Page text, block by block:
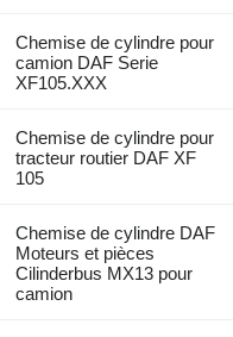
Chemise de cylindre pour
camion DAF Serie
XF105.XXX
Chemise de cylindre pour
tracteur routier DAF XF
105
Chemise de cylindre DAF
Moteurs et pièces
Cilinderbus MX13 pour
camion